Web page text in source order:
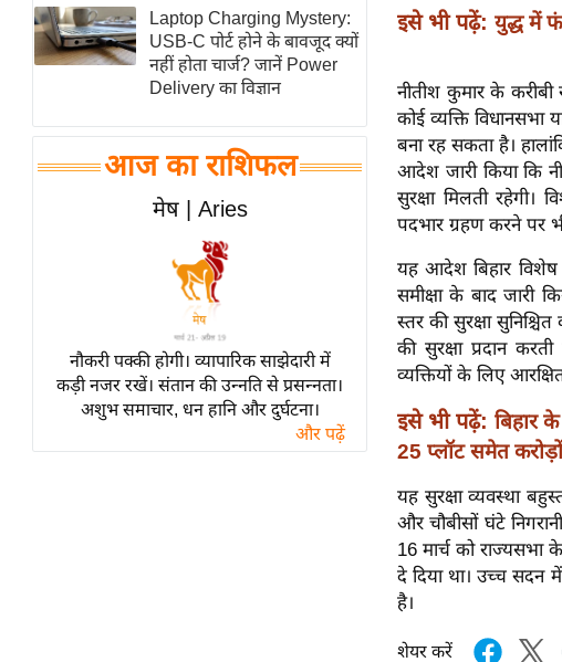
एम.
आर.
आई.
समीक्षा
धर्म
ज्योतिष
त्योहार
राशिफल
विशेष
विश्लेषण
Laptop Charging Mystery:
USB-C पोर्ट होने के बावजूद क्यों
नहीं होता चार्ज? जानें Power
Delivery का विज्ञान
आज का राशिफल
मेष | Aries
नौकरी पक्की होगी। व्यापारिक साझेदारी में
कड़ी नजर रखें। संतान की उन्नति से प्रसन्नता।
अशुभ समाचार, धन हानि और दुर्घटना।
और पढ़ें
इसे भी पढ़ें: युद्ध में
नीतीश कुमार के
कोई व्यक्ति
बना रह सकता है।
आदेश जारी किया कि
सुरक्षा मिलती
पदभार ग्रहण करने पर
यह आदेश बिहार विशेष
समीक्षा के बाद
स्तर की सुरक्षा
की सुरक्षा प्रदान
व्यक्तियों के लिए
इसे भी पढ़ें: बिहार
25 प्लॉट समेत
यह सुरक्षा व्यवस्था
और चौबीसों घंटे
16 मार्च को राज्यसभा
दे दिया था। उच्च सदन
है।
शेयर करें